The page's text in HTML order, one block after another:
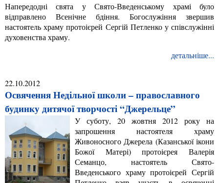
Напередодні свята у Свято-Введенському храмі було
відправлено Всенічне бдіння. Богослужіння звершив
настоятель храму протоієрей Сергій Петленко у співслужінні
духовенства храму.
детальніше...
22.10.2012
Освячення Недільної школи – православного
будинку дитячої творчості “Джерельце”
У суботу, 20 жовтня 2012 року на
запрошення настоятеля храму
Живоносного Джерела (Казанської ікони
Божої Матері) протоієрея Валерія
Семанцо, настоятель Свято-
Введенського храму протоієрей Сергій